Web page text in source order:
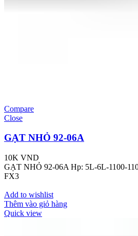
Compare
Close
GẠT NHỎ 92-06A
10K VND
GẠT NHỎ 92-06A Hp: 5L-6L-1100-
FX3
Add to wishlist
Thêm vào giỏ hàng
Quick view